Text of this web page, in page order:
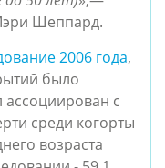
Шеппард.
2006 года,
было
ассоциирован с
среди когорты
возраста